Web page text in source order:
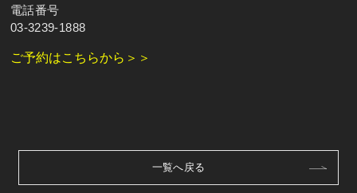
電話番号
03-3239-1888
ご予約はこちらから＞＞
一覧へ戻る